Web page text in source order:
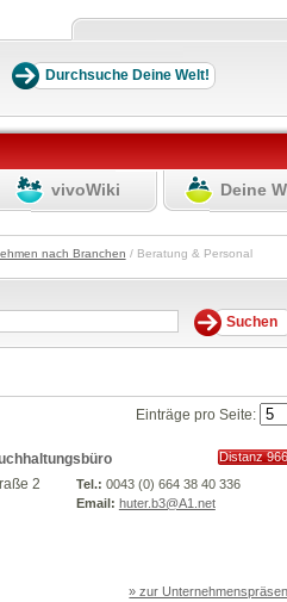
vivoWiki Deine
nach Branchen / Beratung & Personal
Einträge pro Seite:
Distanz
2
Tel.: 0043 (0) 664 38 40 336
Email: huter.b3@A1.net
» zur